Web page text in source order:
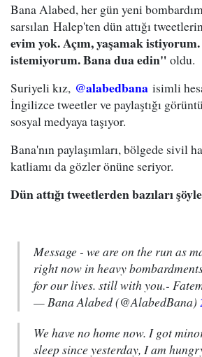
Bana Alabed, her gün yeni
sarsılan Halep'ten dün attığı
evim yok. Açım, yaşamak
istemiyorum. Bana dua edin" oldu.
Suriyeli kız, @alabedbana isimli
İngilizce tweetler ve paylaştığı
sosyal medyaya taşıyor.
Bana'nın paylaşımları, bölgede sivil
katliamı da gözler önüne seriyor.
Dün attığı tweetlerden bazıları
Message - we are on the run as
right now in heavy
for our lives. still with you.-
— Bana Alabed (@AlabedBana)
We have no home now. I got
sleep since yesterday, I am